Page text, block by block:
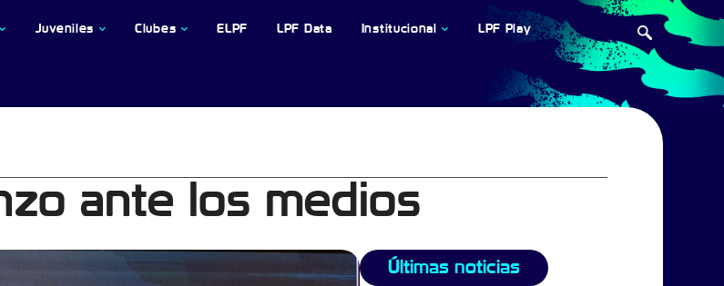
Juveniles Clubes ELPF LPF Data Institucional LPF Play
ante los medios
Últimas noticias